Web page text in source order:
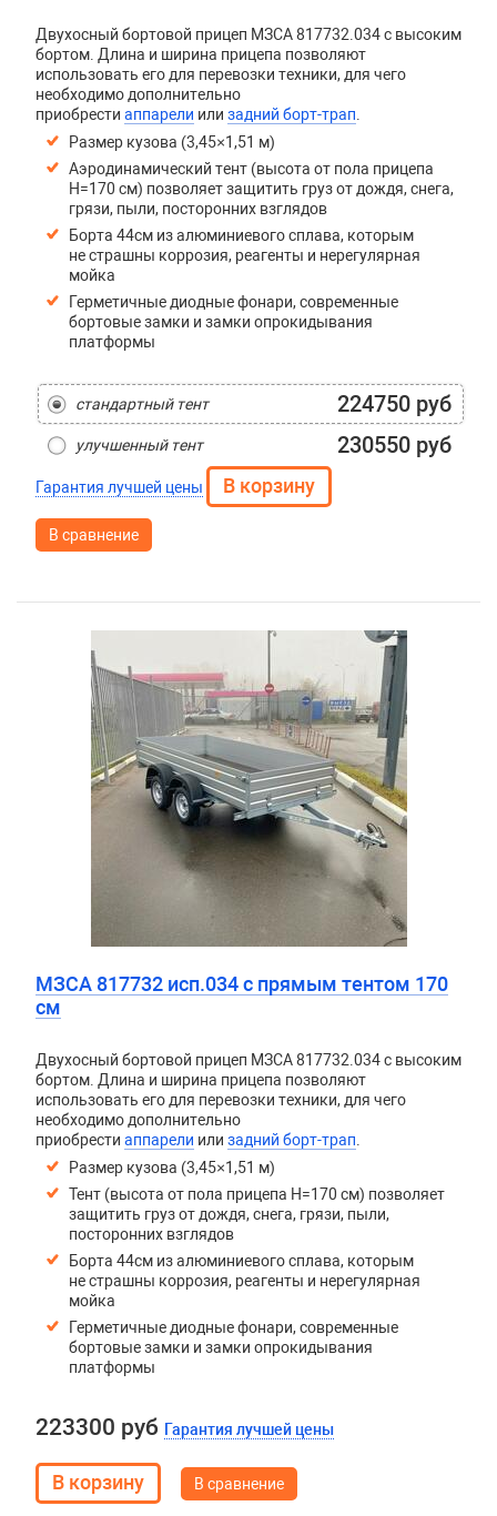
Двухосный бортовой прицеп МЗСА 817732.034с высоким
бортом. Длина и ширина прицепа позволяют
использовать его для перевозки техники, для чего
необходимо дополнительно
приобрести аппарели или задний борт-трап
Размер кузова (3,45×1,51 м)
Аэродинамический тент (высота от пола прицепа
H=170 см) позволяет защитить груз от дождя, снега,
грязи, пыли, посторонних взглядов
Борта 44см из алюминиевого сплава, которым
не страшны коррозия, реагенты и нерегулярная
мойка
Герметичные диодные фонари, современные
бортовые замки и замки опрокидывания
платформы
стандартный тент 224750 руб
улучшенный тент 230550 руб
Гарантия лучшей цены
В сравнение
МЗСА 817732 исп.034 с прямым тентом 170
см
Двухосный бортовой прицеп МЗСА 817732.034с высоким
бортом. Длина и ширина прицепа позволяют
использовать его для перевозки техники, для чего
необходимо дополнительно
приобрести аппарели или задний борт-трап
Размер кузова (3,45×1,51 м)
Тент (высота от пола прицепа H=170 см) позволяет
защитить груз от дождя, снега, грязи, пыли,
посторонних взглядов
Борта 44см из алюминиевого сплава, которым
не страшны коррозия, реагенты и нерегулярная
мойка
Герметичные диодные фонари, современные
бортовые замки и замки опрокидывания
платформы
223300 руб Гарантия лучшей цены
В сравнение